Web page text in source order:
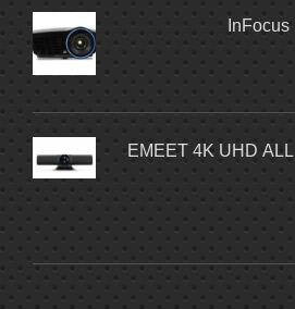
מערכת וידאו קונפרנס EMEET 4K UHD ALL